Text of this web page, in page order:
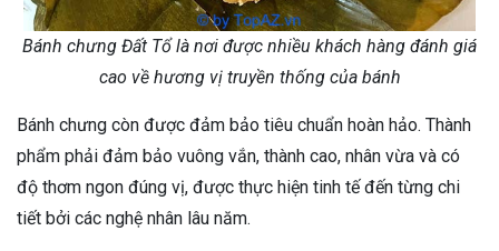
Bánh chưng Đất Tổ là nơi được nhiều khách hàng đánh giá
cao về hương vị truyền thống của bánh
Bánh chưng còn được đảm bảo tiêu chuẩn hoàn hảo. Thành
phẩm phải đảm bảo vuông vắn, thành cao, nhân vừa và có
độ thơm ngon đúng vị, được thực hiện tinh tế đến từng chi
tiết bởi các nghệ nhân lâu năm.